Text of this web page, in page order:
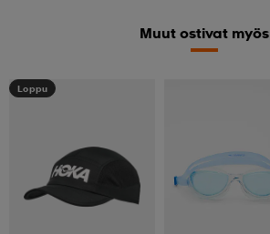
Muut ostivat myös
Loppu